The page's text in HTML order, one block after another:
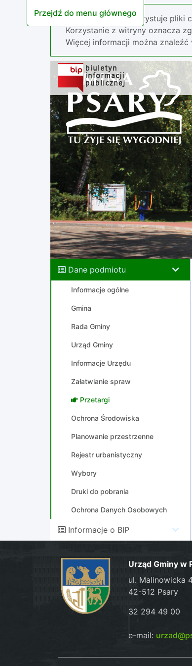
Przejdź do menu głównego
Nasza strona wykorzystuje pliki
Korzystanie z witryny oznacza
Więcej informacji można znaleźć
Dane podmiotu
Informacje ogólne
Gmina
Rada Gminy
Urząd Gminy
Informacje Urzędu
Załatwianie spraw
Przetargi
Ochrona Środowiska
Planowanie przestrzenne
Rejestr urbanistyczny
Wybory
Druki do pobrania
Ochrona Danych Osobowych
Informacje o BIP
Urząd Gminy w
ul. Malinowicka
42-512 Psary
32 294 49 00
e-mail: